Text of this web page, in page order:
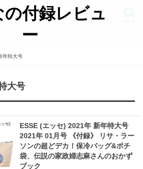
付録レビュ
ー
年特大号
大号
ッセ)
ESSE (エッセ) 2021年 新年特大号
2021年 01月号 《付録》 リサ・ラー
ソンの超どデカ！保冷バッグ&ポチ
袋、伝説の家政婦志麻さんのおかず
ブック